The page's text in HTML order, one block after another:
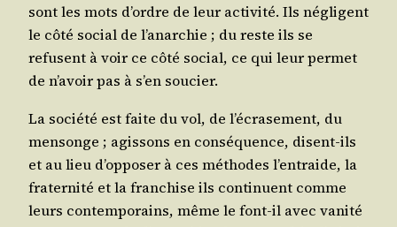
sont les mots d’ordre de leur acti­vi­té. Ils négligent
le côté social de l’a­nar­chie ; du reste ils se
refusent à voir ce côté social, ce qui leur per­met
de n’a­voir pas à s’en soucier.
La socié­té est faite du vol, de l’é­cra­se­ment, du
men­songe ; agis­sons en consé­quence, disent-ils
et au lieu d’op­po­ser à ces méthodes l’en­traide, la
fra­ter­ni­té et la fran­chise ils conti­nuent comme
leurs contem­po­rains, même le font-il avec vani­té